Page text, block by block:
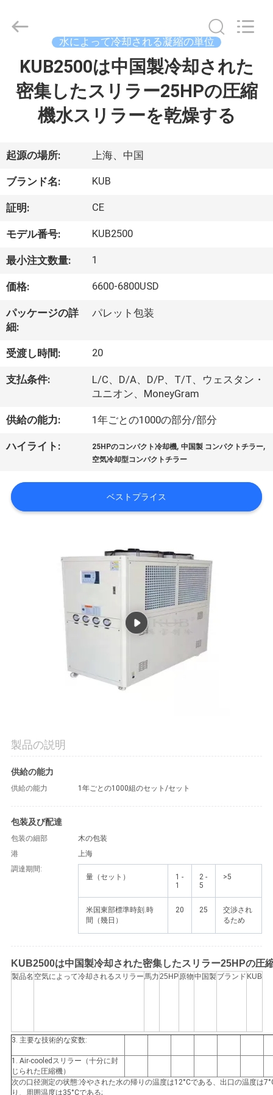
ダ
ク
ト
シ
ョ
ー
私
達
に
て
私
達
に
連
絡
い
を
要
2026
Shanghai KUB
Rights
Reserved.
水によって冷却される凝縮の単位
KUB2500は中国製冷却された
密集したスリラー25HPの圧縮
機水スリラーを乾燥する
起源の場所: 上海、中国
ブランド名: KUB
証明: CE
モデル番号: KUB2500
最小注文数量: 1
価格: 6600-6800USD
パッケージの詳
細:
パレット包装
受渡し時間: 20
支払条件:
L/C、D/A、D/P、T/T、ウェスタン・
ユニオン、MoneyGram
供給の能力: 1年ごとの1000の部分/部分
ハイライト: 25HPのコンパクト冷却機,中国製 コンパクトチラー,
空気冷却型コンパクトチラー
ベストプライス
製品の説明
供給の能力
供給の能力 1年ごとの1000組のセット/セット
包装及び配達
包装の細部
木の包装
港
上海
調達期間:
量（セット）
1 -
1
2 -
5
>5
米国東部標準時刻.時
間（幾日）
20 25
交渉され
るため
KUB2500は中国製冷却された密集したスリラー25HPの圧
製品名 空気によって冷却されるスリラー馬力25HP原物中国製 ブランド KUB
3. 主要な技術的な変数:
1. Air-cooledスリラー（十分に封
じられた圧縮機）
次の口径測定の状態:冷やされた水の帰りの温度は12°Cである、出口の温度は
り、周囲温度は35°Cである;